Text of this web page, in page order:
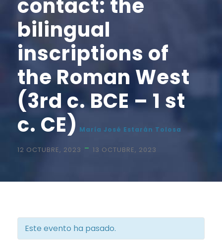
contact: the
bilingual
inscriptions of
the Roman West
(3rd c. BCE – 1 st
c. CE) María José Estarán Tolosa
12 OCTUBRE, 2023 - 13 OCTUBRE, 2023
Este evento ha pasado.